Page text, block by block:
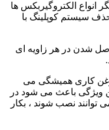
انواع الکتروگیربکس ها
سیستم کوپلینگ با
شدن در هر زاویه ای
کاری همیشگی می
ویژگی باعث می شود در
توانند نصب شوند ، بکار